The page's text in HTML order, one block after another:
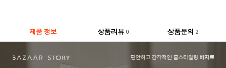
제품 정보 상품리뷰 0 상품문의 2